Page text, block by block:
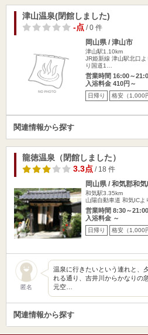
津山温泉(閉館しました)
-点/ 0 件
岡山県 / 津山市
津山駅1.10km
JR姫新線 津山駅北口
り国道1…
営業時間 16:00～
入浴料金 410円～
日帰り 格安（1,000
関連情報から探す
龍徳温泉（閉館しました）
3.3点/ 18 件
岡山県 / 和気郡和
和気駅3.35km
山陽自動車道 和気IC
営業時間 8:30～21:00
入浴料金 ～
日帰り 格安（1,000
匿名
温泉に行きたいという連れと、
れる通り、吉井川からかなりの
元空…
関連情報から探す